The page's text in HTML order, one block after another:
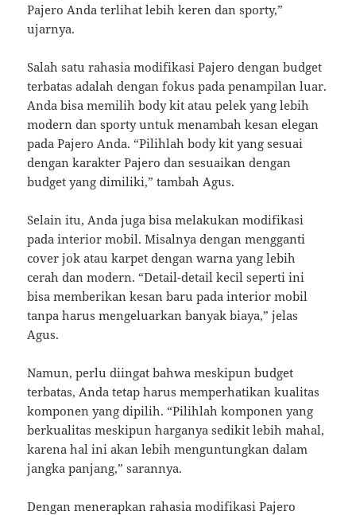
Pajero Anda terlihat lebih keren dan sporty,”
ujarnya.
Salah satu rahasia modifikasi Pajero dengan budget
terbatas adalah dengan fokus pada penampilan luar.
Anda bisa memilih body kit atau pelek yang lebih
modern dan sporty untuk menambah kesan elegan
pada Pajero Anda. “Pilihlah body kit yang sesuai
dengan karakter Pajero dan sesuaikan dengan
budget yang dimiliki,” tambah Agus.
Selain itu, Anda juga bisa melakukan modifikasi
pada interior mobil. Misalnya dengan mengganti
cover jok atau karpet dengan warna yang lebih
cerah dan modern. “Detail-detail kecil seperti ini
bisa memberikan kesan baru pada interior mobil
tanpa harus mengeluarkan banyak biaya,” jelas
Agus.
Namun, perlu diingat bahwa meskipun budget
terbatas, Anda tetap harus memperhatikan kualitas
komponen yang dipilih. “Pilihlah komponen yang
berkualitas meskipun harganya sedikit lebih mahal,
karena hal ini akan lebih menguntungkan dalam
jangka panjang,” sarannya.
Dengan menerapkan rahasia modifikasi Pajero